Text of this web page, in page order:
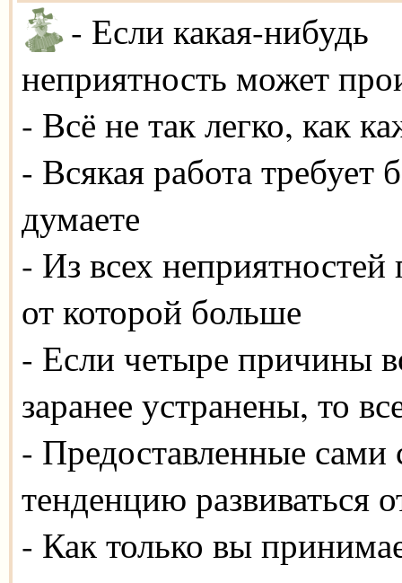
- Если какая-нибудь
неприятность может
- Всё не так легко, как
- Всякая работа
думаете
- Из всех
от которой больше
- Если четыре причины
заранее устранены, то
- Предоставленные
тенденцию развиваться
- Как только вы